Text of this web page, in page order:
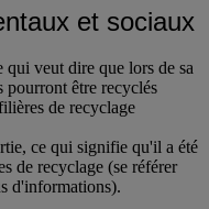
et sociaux
qui veut dire que lors de sa
pourront être recyclés
de recyclage
ce qui signifie qu'il a été
de recyclage (se référer
d'informations).